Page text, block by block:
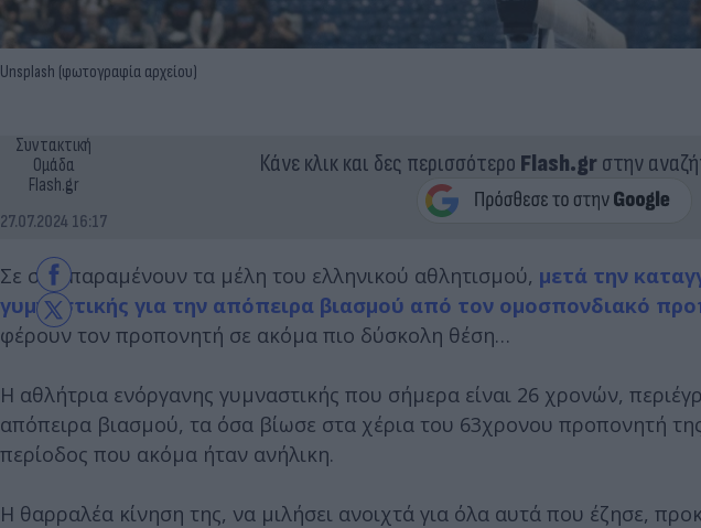
Unsplash (φωτογραφία αρχείου)
Συντακτική
Ομάδα
Flash.gr
27.07.2024 16:17
Κάνε κλικ και δες περισσότερο Flash.grστην
Σε σοκ παραμένουν τα μέλη του ελληνικού αθλητισμού, μετά την
γυμναστικής για την απόπειρα βιασμού από τον ομοσπονδιακό
φέρουν τον προπονητή σε ακόμα πιο δύσκολη θέση…
Η αθλήτρια ενόργανης γυμναστικής που σήμερα είναι 26 χρονών,
απόπειρα βιασμού, τα όσα βίωσε στα χέρια του 63χρονου προπονητή
περίοδος που ακόμα ήταν ανήλικη.
Η θαρραλέα κίνηση της, να μιλήσει ανοιχτά για όλα αυτά που έζησε,